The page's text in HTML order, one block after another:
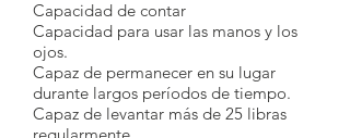
Capacidad de contar
Capacidad para usar las manos y los
ojos.
Capaz de permanecer en su lugar
durante largos períodos de tiempo.
Capaz de levantar más de 25 libras